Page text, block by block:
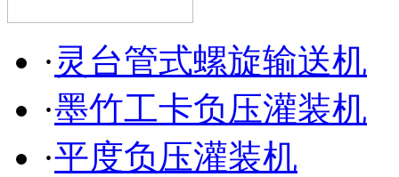
· 灵台管式螺旋输送机
·墨竹工卡负压灌装机
·平度负压灌装机